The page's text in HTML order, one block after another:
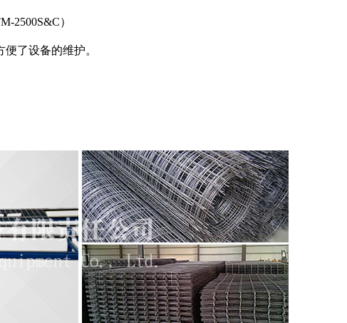
2500S&C）
了设备的维护。